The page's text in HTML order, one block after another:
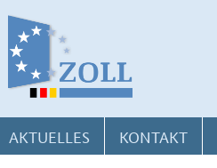
AKTUELLES KONTAKT